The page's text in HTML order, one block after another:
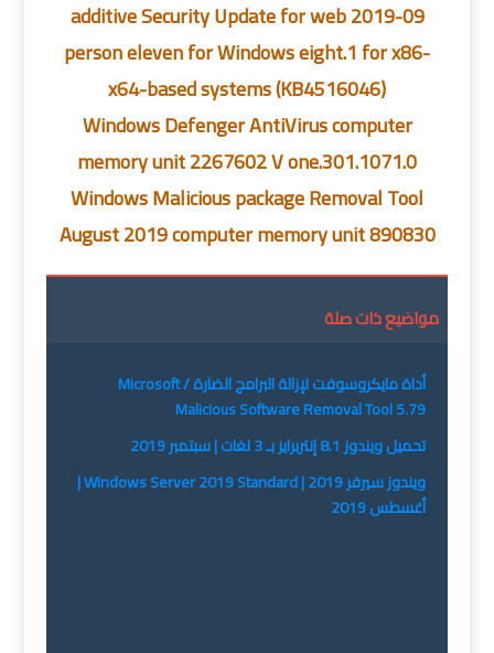
2019-09 additive Security Update for web
person eleven for Windows eight.1 for x86-
x64-based systems (KB4516046)
Windows Defenger AntiVirus computer
memory unit 2267602 V one.301.1071.0
Windows Malicious package Removal Tool
August 2019 computer memory unit 890830
مواضيع ذات صلة
أداة مايكروسوفت لإزالة البرامج الضارة / Microsoft
Malicious Software Removal Tool 5.79
تحميل ويندوز 8.1 إنتربرايز بـ 3 لغات | سبتمبر 2019
ويندوز سيرفر 2019 | Windows Server 2019 Standard |
أغسطس 2019